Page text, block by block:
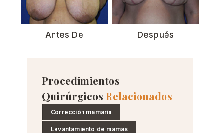
Antes De Después
Procedimientos
Quirúrgicos Relacionados
Corrección mamaria
Levantamiento de mamas